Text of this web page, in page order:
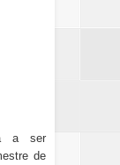
a ser
de